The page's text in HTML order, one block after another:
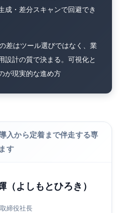
成・差分スキャンで回避でき
差はツール選びではなく、業
設計の質で決まる。可視化と
が現実的な進め方
入から定着まで伴走する専
す
（よしもとひろき）
締役社長